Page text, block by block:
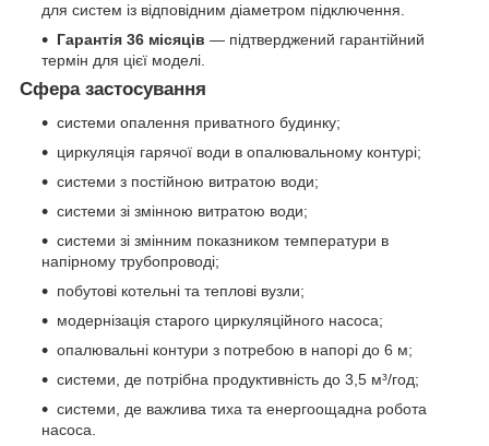
для систем із відповідним діаметром підключення.
Гарантія 36 місяців — підтверджений гарантійний
термін для цієї моделі.
Сфера застосування
системи опалення приватного будинку;
циркуляція гарячої води в опалювальному контурі;
системи з постійною витратою води;
системи зі змінною витратою води;
системи зі змінним показником температури в
напірному трубопроводі;
побутові котельні та теплові вузли;
модернізація старого циркуляційного насоса;
опалювальні контури з потребою в напорі до 6 м;
системи, де потрібна продуктивність до 3,5 м³/год;
системи, де важлива тиха та енергоощадна робота
насоса.